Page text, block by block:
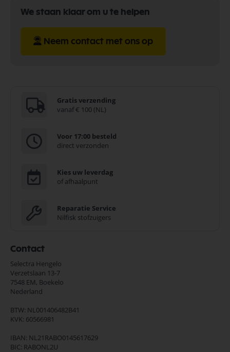
We staan klaar om u te helpen
Neem contact met ons op
Gratis verzending
vanaf € 100 (NL)
Voor 17:00 besteld
direct verzonden
Kies uw leverdag
of afhaalpunt
Reparatie Service
Nilfisk stofzuigers
Contact
Selectra Hengelo
Verzetslaan 13-7
7548 EM, Boekelo
Nederland
BTW: NL001406482B41
KVK: 60566981
IBAN: NL21RABO0145617629
BIC: RABONL2U